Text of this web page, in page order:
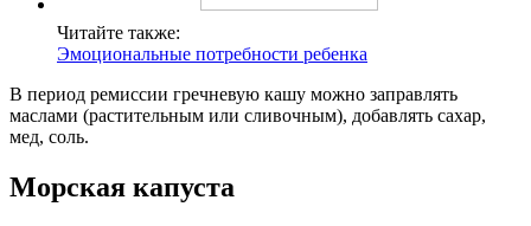
Читайте также:
Эмоциональные потребности ребенка
В период ремиссии гречневую кашу можно заправлять
маслами (растительным или сливочным), добавлять сахар,
мед, соль.
Морская капуста